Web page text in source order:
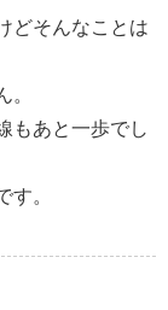
どそんなことは
。
もあと一歩でし
す。